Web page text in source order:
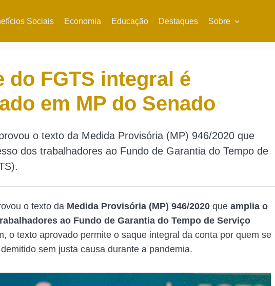
Sociais Economia Educação Destaques Sobre
do FGTS integral é
em MP do Senado
o texto da Medida Provisória (MP) 946/2020 que
dos trabalhadores ao Fundo de Garantia do Tempo de
o texto da Medida Provisória (MP) 946/2020 que amplia o
ao Fundo de Garantia do Tempo de Serviço
o texto aprovado permite o saque integral da conta por quem se
sem justa causa durante a pandemia.